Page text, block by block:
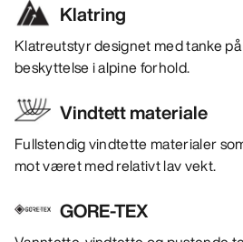
Klatring
Klatreutstyr designet med tanke
beskyttelse i alpine forhold.
Vindtett materiale
Fullstendig vindtette materialer
mot været med relativt lav vekt.
GORE-TEX